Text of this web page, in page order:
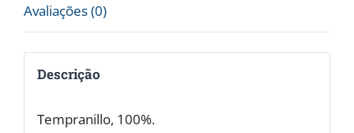
quantidade
Avaliações (0)
Descrição
Tempranillo, 100%.